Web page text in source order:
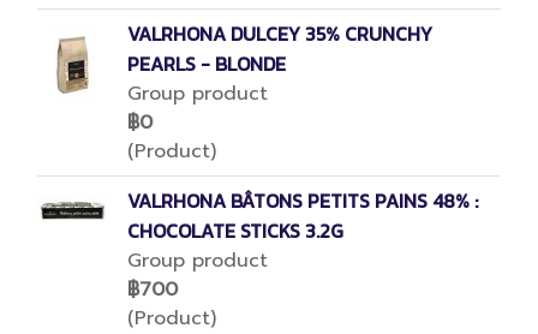
VALRHONA DULCEY 35% CRUNCHY
PEARLS - BLONDE
Group product
฿0
(Product)
VALRHONA BÂTONS PETITS PAINS 48% :
CHOCOLATE STICKS 3.2G
Group product
฿700
(Product)